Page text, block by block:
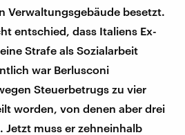
Verwaltungsgebäude besetzt.
entschied, dass Italiens Ex-
Strafe als Sozialarbeit
war Berlusconi
Steuerbetrugs zu vier
worden, von denen aber drei
Jetzt muss er zehneinhalb